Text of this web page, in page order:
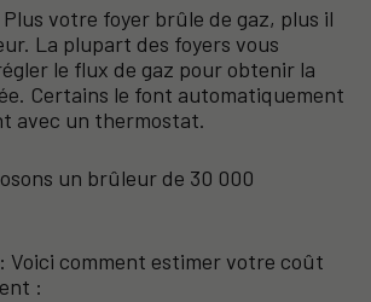
Plus votre foyer brûle de gaz, plus il
La plupart des foyers vous
le flux de gaz pour obtenir la
Certains le font automatiquement
avec un thermostat.
un brûleur de 30 000
: Voici comment estimer votre coût
: